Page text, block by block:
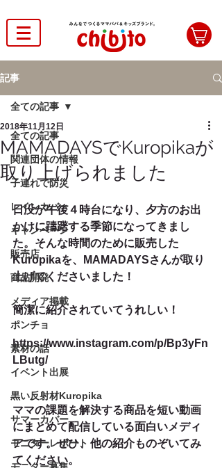
記事
全ての記事
関連団体の情報
子連れで防災
レインカバー
キャンペーン
販売店
商品開発
メディア掲載
ポンチョ
素材の話
イベント出展
黒い反射材Kuropika
サマーカバー
モニターレポート
全ての記事
MAMADAYSでKuropikaが
取り上げられました
2018年11月12日
日没が午後４時台になり、夕方のお出
かけに躊躇する季節になってきまし
た。そんな時間のために販売した
Kuropikaを、MAMADAYSさんが取り
上げてくださいました！
簡潔に紹介されていてうれしい！
https://www.instagram.com/p/Bp3yFn
LButg/
ママの課題を解決する商品を短い動画
にまとめて配信している面白いメディ
アです。ぜひ、他の紹介ものぞいてみ
てください。